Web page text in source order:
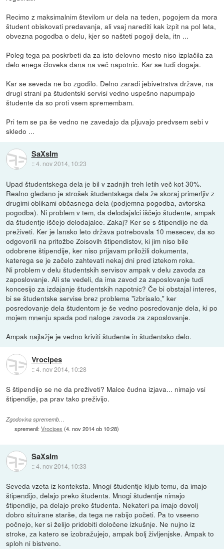
Recimo z maksimalnim številom ur dela na teden, pogojem da mora
študent obiskovati predavanja, ali vsaj narediti kak izpit na pol leta,
obvezna pogodba o delu, kjer so našteti pogoji dela, itn ...
Poleg tega pa poskrbeti da za isto delovno mesto niso izplačila za
delo enega človeka dana na več napotnic. Kar se tudi dogaja.
Kar se seveda ne bo zgodilo. Delno zaradi jebivetrstva države, na
drugi strani pa študentski servisi vedno uspešno napumpajo
študente da so proti vsem spremembam.
Pri tem se pa še vedno ne zavedajo da pljuvajo predvsem sebi v
skledo ...
SaXsIm
::4. nov 2014, 10:23
Upad študentskega dela je bil v zadnjih treh letih več kot 30%.
Realno gledano je strošek študentskega dela že skoraj primerljiv z
drugimi oblikami občasnega dela (podjemna pogodba, avtorska
pogodba). Ni problem v tem, da delodajalci iščejo študente, ampak
da študentje iščejo delodajalce. Zakaj? Ker se s štipendijo ne da
preživeti. Ker je lansko leto država potrebovala 10 mesecev, da so
odgovorili na pritožbe Zoisovih štipendistov, ki jim niso bile
odobrene štipendije, ker niso prijavam priložili dokumenta,
katerega se je začelo zahtevati nekaj dni pred iztekom roka.
Ni problem v delu študentskih servisov ampak v delu zavoda za
zaposlovanje. Ali ste vedeli, da ima zavod za zaposlovanje tudi
koncesijo za izdajanje študentskih napotnic? Če bi obstajal interes,
bi se študentske servise brez problema "izbrisalo," ker
posredovanje dela študentom je še vedno posredovanje dela, ki po
mojem mnenju spada pod naloge zavoda za zaposlovanje.
Ampak najlažje je vedno kriviti študente in študentsko delo.
Vrocipes
::4. nov 2014, 10:28
S štipendijo se ne da preživeti? Malce čudna izjava... nimajo vsi
štipendije, pa prav tako preživijo.
Zgodovina sprememb…
spremenil:Vrocipes (4. nov 2014 ob 10:28)
SaXsIm
::4. nov 2014, 10:33
Seveda vzeta iz konteksta. Mnogi študentje kljub temu, da imajo
štipendijo, delajo preko študenta. Mnogi študentje nimajo
štipendije, pa delajo preko študenta. Nekateri pa imajo dovolj
dobro situirane starše, da tega ne rabijo početi. Pa to vseeno
počnejo, ker si želijo pridobiti določene izkušnje. Ne nujno iz
stroke, za katero se izobražujejo, ampak bolj življenjske. Ampak to
sploh ni bistveno.